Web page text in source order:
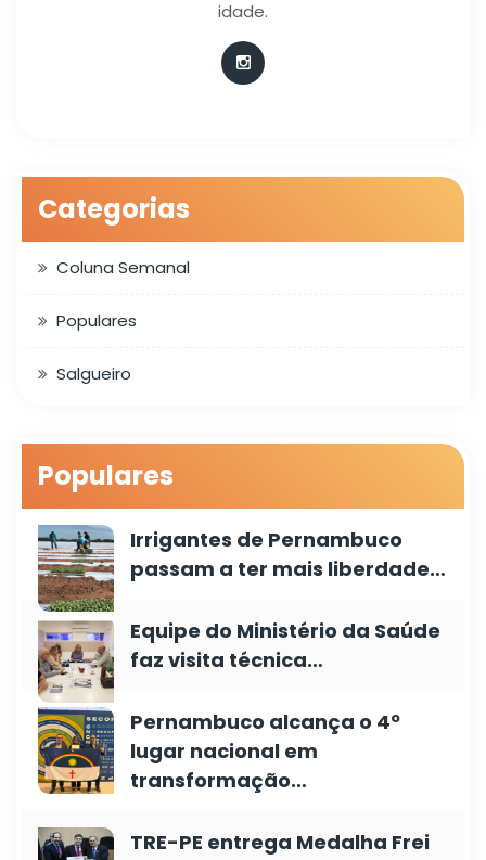
idade.
Categorias
Coluna Semanal
Populares
Salgueiro
Populares
Irrigantes de Pernambuco
passam a ter mais liberdade…
Equipe do Ministério da Saúde
faz visita técnica…
Pernambuco alcança o 4º
lugar nacional em
transformação…
TRE-PE entrega Medalha Frei